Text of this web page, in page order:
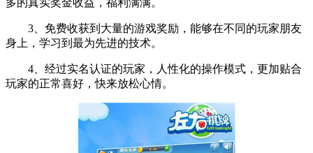
3、免费收获到大量的游戏奖励，能够在不同的玩家朋友
身上，学习到最为先进的技术。
4、经过实名认证的玩家，人性化的操作模式，更加贴合
玩家的正常喜好，快来放松心情。